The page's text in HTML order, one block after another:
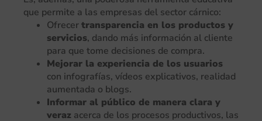
que permite a las empresas del sector cárnico:
Ofrecertransparencia en los productos y
servicios, dando más información al cliente
para que tome decisiones de compra.
Mejorar la experiencia de los usuarios
con infografías, vídeos explicativos, realidad
aumentada o blogs.
Informar al público de manera clara y
veraz acerca de los procesos productivos, las